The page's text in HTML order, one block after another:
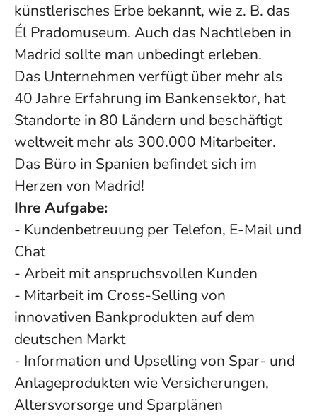
künstlerisches Erbe bekannt, wie z. B. das
Él Pradomuseum. Auch das Nachtleben in
Madrid sollte man unbedingt erleben.
Das Unternehmen verfügt über mehr als
40 Jahre Erfahrung im Bankensektor, hat
Standorte in 80 Ländern und beschäftigt
weltweit mehr als 300.000 Mitarbeiter.
Das Büro in Spanien befindet sich im
Herzen von Madrid!
Ihre Aufgabe:
- Kundenbetreuung per Telefon, E-Mail und
Chat
- Arbeit mit anspruchsvollen Kunden
- Mitarbeit im Cross-Selling von
innovativen Bankprodukten auf dem
deutschen Markt
- Information und Upselling von Spar- und
Anlageprodukten wie Versicherungen,
Altersvorsorge und Sparplänen